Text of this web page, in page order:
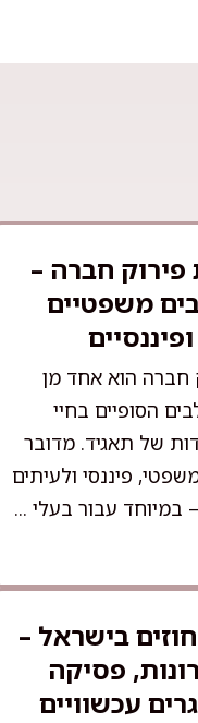
פירוק חברה –
משפטיים
ופיננסיים
חברה הוא אחד מן
הסופיים בחיי
של תאגיד. מדובר
פיננסי ולעיתים
במיוחד עבור בעלי ...
בישראל –
פסיקה
עכשוויים